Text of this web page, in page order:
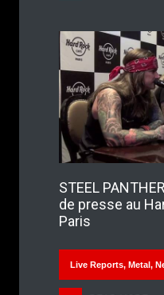
STEEL
de presse au
Paris
Live Reports, Metal,